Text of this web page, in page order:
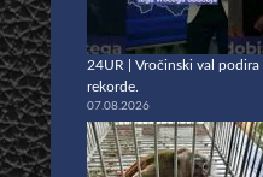
24UR | Vročinski val podira
rekorde.
07.08.2026